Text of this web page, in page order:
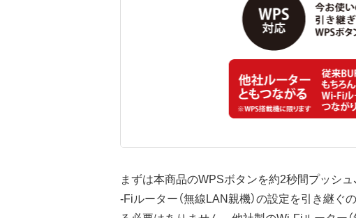
まずは本商品のWPSボタンを約2秒間プッシ
-Fiルーター（無線LAN親機）の設定を引き継